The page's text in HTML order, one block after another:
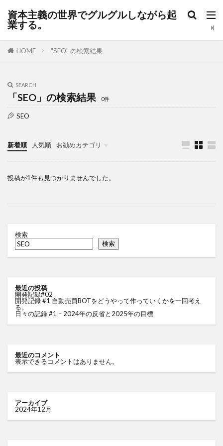
資本主義の世界でグルグルしながら起
業する。
HOME "SEO" の検索結果
SEARCH
「SEO」の検索結果 0件
SEO
新着順 人気順 お勧めカテゴリ
日々の記録
投稿が1件も見つかりませんでした。
検索
検索
最近の投稿
開発記録#02
開発記録 #1 自動売買BOTをどうやって作っていくかを一回考え
る。
日々の記録 #1 – 2024年の反省と2025年の目標
最近のコメント
表示できるコメントはありません。
アーカイブ
2024年12月